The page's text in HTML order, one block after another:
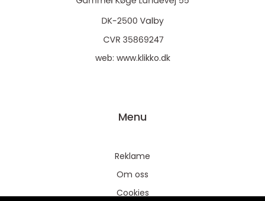
web: www.klikko.dk
Menu
Reklame
Om oss
Cookies